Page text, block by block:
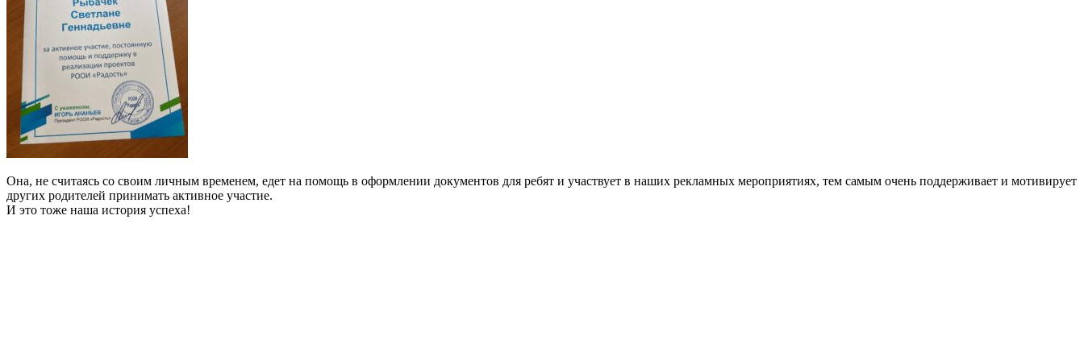
Она, не считаясь со своим личным временем, едет на помощь в оформлении документов для ребят и участвует в наших рекламных мероприятиях, тем самым очень поддерживает и мотивирует
других родителей принимать активное участие.
И это тоже наша история успеха!